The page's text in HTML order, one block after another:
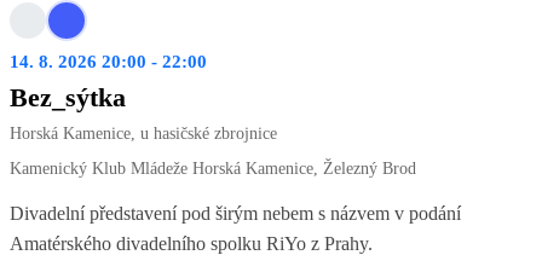
14. 8. 2026 20:00 - 22:00
Bez_sýtka
Horská Kamenice, u hasičské zbrojnice
Kamenický Klub Mládeže Horská Kamenice, Železný Brod
Divadelní představení pod širým nebem s názvem v podání
Amatérského divadelního spolku RiYo z Prahy.